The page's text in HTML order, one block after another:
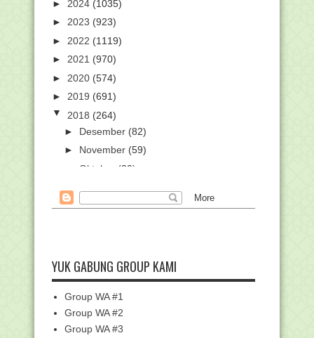
► 2024 (1035)
► 2023 (923)
► 2022 (1119)
► 2021 (970)
► 2020 (574)
► 2019 (691)
▼ 2018 (264)
► Desember (82)
► November (59)
Oktober
(20)
►Agustus(1)
►Maret(27)
►Februari(23)
▼Januari(14)
Cara Cetak S26e (Surat Penerbitan
Energi)
YUK GABUNG GROUP KAMI
Group WA #1
Group WA #2
Group WA #3